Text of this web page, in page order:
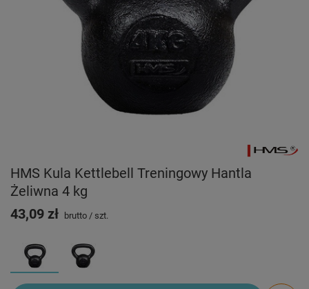
HMS Kula Kettlebell Treningowy Hantla
Żeliwna 4 kg
43,09 zł brutto / szt.